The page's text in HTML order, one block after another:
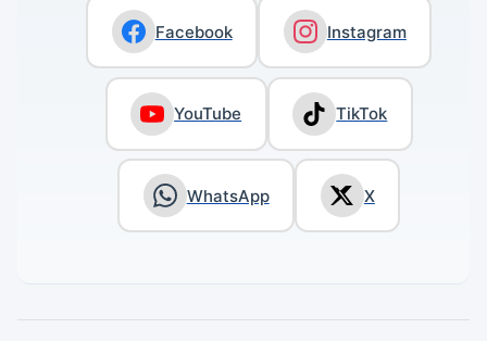
Facebook Instagram
YouTube TikTok
WhatsApp X